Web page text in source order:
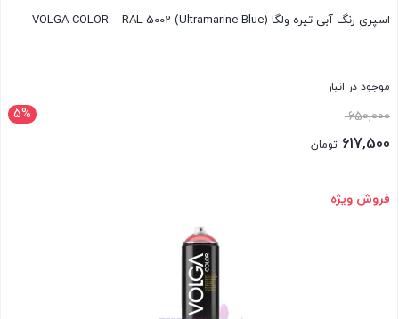
اسپری رنگ آبی تیره ولگا VOLGA COLOR – RAL 5002 (Ultramarine Blue)
موجود در انبار
5% 650,000قیمت
اصلی:
بود.
617,500 تومان
فعلی:
بستن
فروش ویژه